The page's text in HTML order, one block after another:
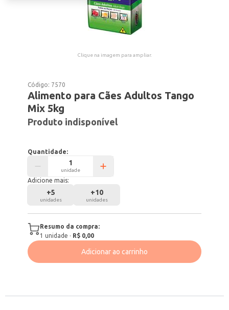
Clique na imagem para ampliar.
Código: 7570
Alimento para Cães Adultos Tango
Mix 5kg
Produto indisponível
Quantidade:
unidade
Adicione mais:
+5
unidades
+10
unidades
Resumo da compra:
1 unidade · R$ 0,00
Adicionar ao carrinho